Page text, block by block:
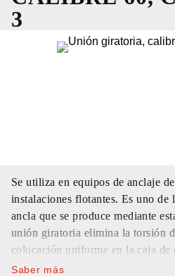
3
Se utiliza en equipos de anclaje
instalaciones flotantes. Es uno de
ancla que se produce mediante
unión giratoria elimina la torsión
colocación uniforme en la caja de
Saber más